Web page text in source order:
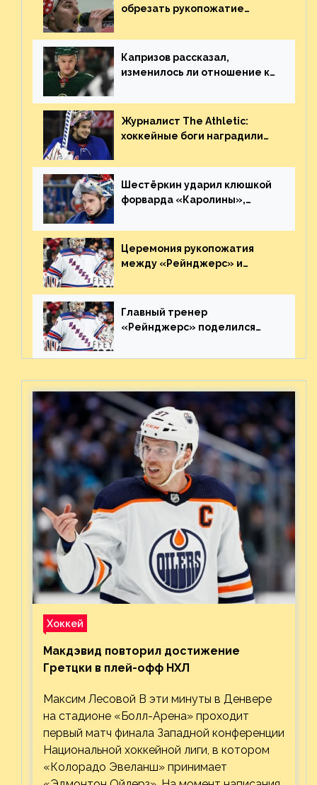
обрезать рукопожатие
Плохая работа, ESPN
Капризов рассказал,
изменилось ли отношение к
Украине
Журналист The Athletic:
хоккейные боги наградили
великолепную игру
Шестёркин ударил клюшкой
форварда «Каролины»,
пятаке. Видео
Церемония рукопожатия
между «Рейнджерс» и
матча плей-офф. Видео
Главный тренер
«Рейнджерс» поделился
предстоящего финала
Хоккей
Макдэвид повторил достижение
Гретцки в плей-офф НХЛ
Максим Лесовой В эти минуты в Денвере
на стадионе «Болл-Арена» проходит
первый матч финала Западной конференции
Национальной хоккейной лиги, в котором
«Колорадо Эвеланш» принимает